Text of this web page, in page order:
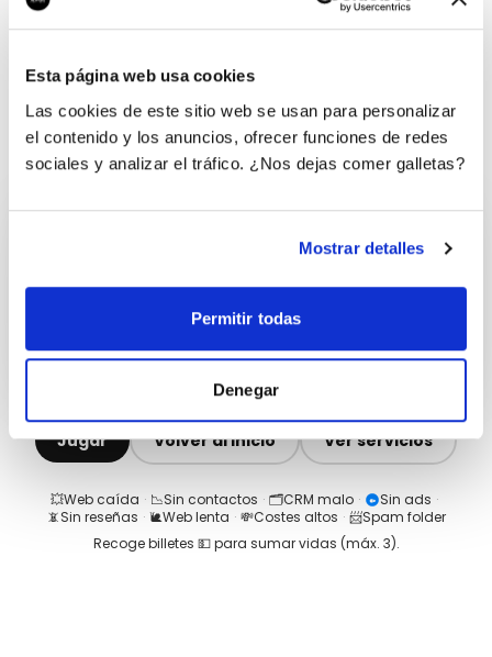
Esta página web usa cookies
Las cookies de este sitio web se usan para personalizar
el contenido y los anuncios, ofrecer funciones de redes
sociales y analizar el tráfico. ¿Nos dejas comer galletas?
Mostrar detalles
Permitir todas
Denegar
¡Ups, no hay nada por
aquí!
¿Quieres jugar al juego del empresario?
Jugar Volver al inicio Ver servicios
💥Web caída · 📉Sin contactos · 🗂️CRM malo · Sin ads ·
📵Sin reseñas · 🐌Web lenta · 💸Costes altos · 📨Spam folder
Recoge billetes 💵 para sumar vidas (máx. 3).